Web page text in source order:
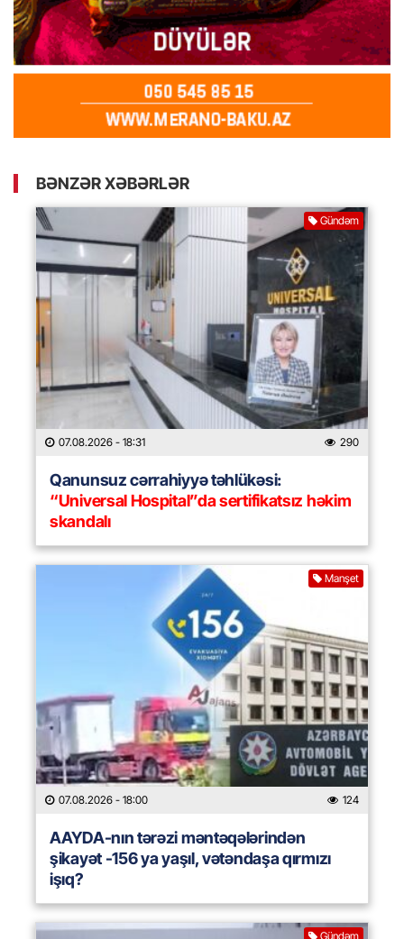
BƏNZƏR XƏBƏRLƏR
Gündəm
07.08.2026 - 18:31 290
Qanunsuz cərrahiyyə təhlükəsi:
“Universal Hospital”da sertifikatsız həkim
skandalı
Manşet
07.08.2026 - 18:00 124
AAYDA-nın tərəzi məntəqələrindən
şikayət -156 ya yaşıl, vətəndaşa qırmızı
işıq?
Gündəm